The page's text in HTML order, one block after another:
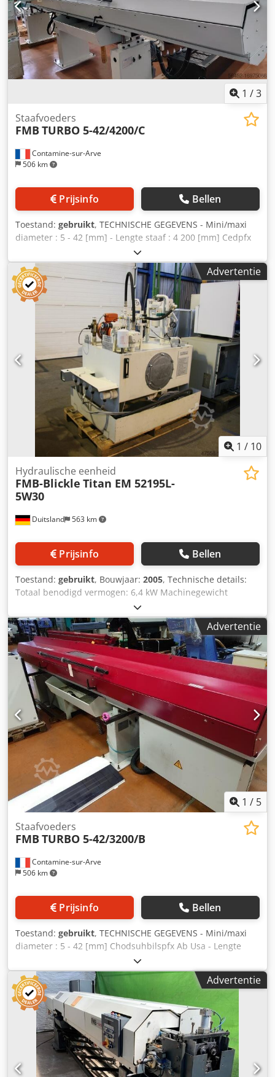
1 /3
Contamine-sur-Arve
506 km
Staafvoeders
FMB TURBO 5-42/4200/C
Prijsinfo Bellen
Toestand: gebruikt, TECHNISCHE GEGEVENS - Mini/maxi
diameter : 5 - 42 [mm] - Lengte staaf : 4 200 [mm] Cedpfx
Asuhbh Isb Ueha - Voeding : 3x400 V, 50 [Hz]
Advertentie
1 / 10
Duitsland 563 km
Hydraulische eenheid
FMB-Blickle Titan EM 52195L-
5W30
Prijsinfo Bellen
Toestand: gebruikt, Bouwjaar: 2005, Technische details:
Totaal benodigd vermogen: 6,4 kW Machinegewicht
ongeveer: 250 kg Afmetingen L x B x H: 1,4 x 0,9 x 1,4 m 2
stuks Doseerunits Verdere technische kenmerken: -
Systeemdruk 125 bar - Afgiftesnelheid 3 l/min -
Accumulator voordruk 80 bar - SEW Eurodrive-motor,
1410/1710 tpm Uitrusting: - Hydraulische tank met 200 liter
inhoud, afmeting L:850 x B:630 x H:380mm - Oliepan
afmeting L:1100 x B:850 x H:380mm * Chjdpfxou N E Nus
Ab Uea
Advertentie
1 / 5
Contamine-sur-Arve
506 km
Staafvoeders
FMB TURBO 5-42/3200/B
Prijsinfo Bellen
Toestand: gebruikt, TECHNISCHE GEGEVENS - Mini/maxi
diameter : 5 - 42 [mm] Chodsuhbilspfx Ab Usa - Lengte
stang : 3 200 [mm] - Zuiger diameter : 14 [mm] - Diameter
kanaal : 15 [mm] - Stroomvoorziening : 3x400 V, 50 [Hz]
Advertentie